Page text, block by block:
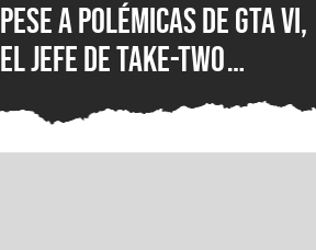
Pese a polémicas de GTA VI,
el jefe de Take-Two
asegura que no creen en la
IA como sustituto de la